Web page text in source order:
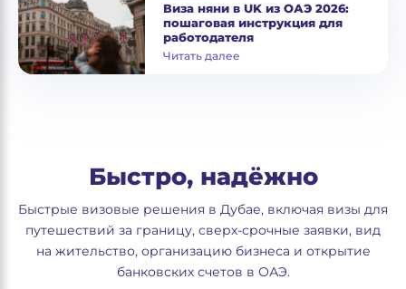
Виза няни в UK из ОАЭ 2026:
пошаговая инструкция для
работодателя
Читать далее
Быстро, надёжно
Быстрые визовые решения в Дубае, включая визы для
путешествий за границу, сверх-срочные заявки, вид
на жительство, организацию бизнеса и открытие
банковских счетов в ОАЭ.